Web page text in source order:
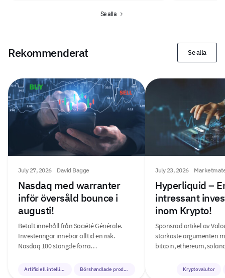
Se alla
Rekommenderat Se alla
July 27, 2026 David Bagge
Nasdaq med warranter
inför översåld bounce i
augusti!
Betalt innehåll från Société Générale.
Investeringar innebär alltid en risk.
Nasdaq 100 stängde förra…
Artificiell intelligens Börshandlade produkter
July 23, 2026
Hyperliquid –
intressant
inom Krypto!
Sponsrad artikel av
starkaste argumenten
bitcoin, ethereum,
Kryptovalutor